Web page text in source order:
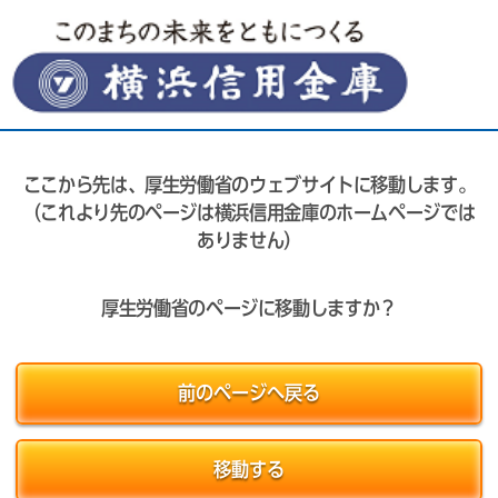
ここから先は、厚生労働省のウェブサイトに移動します。
（これより先のページは横浜信用金庫のホームページでは
ありません）
厚生労働省のページに移動しますか？
前のページへ戻る
移動する